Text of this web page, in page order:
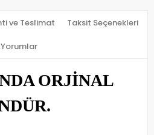
ve Teslimat Taksit Seçenekleri
Yorumlar
ORJİNAL